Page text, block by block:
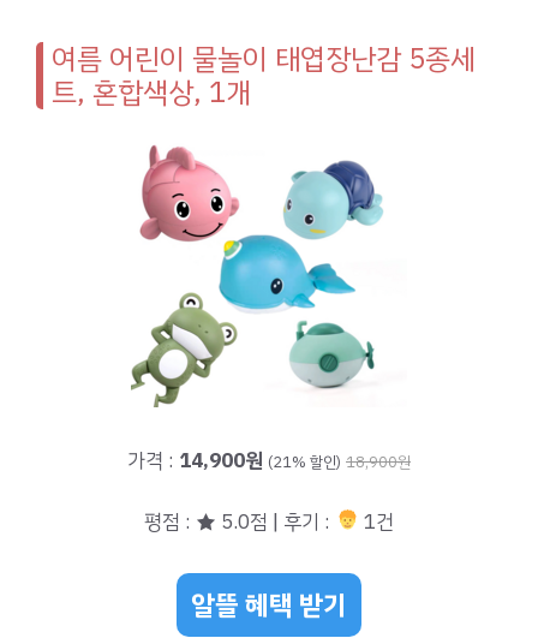
여름 어린이 물놀이 태엽장난감 5종세
트, 혼합색상, 1개
가격 : 14,900원 (21% 할인) 18,900원
평점 : ★ 5.0점 | 후기 : 1건
알뜰 혜택 받기